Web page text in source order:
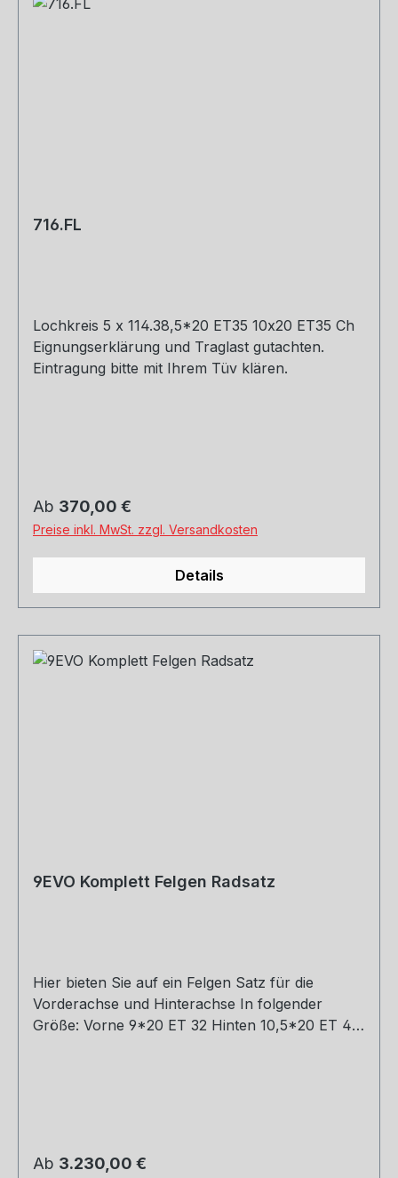
716.FL
Lochkreis 5 x 114.38,5*20 ET35 10x20 ET35 Ch
Eignungserklärung und Traglast gutachten.
Eintragung bitte mit Ihrem Tüv klären.
Regulärer Preis:
Ab 370,00 €
Preise inkl. MwSt. zzgl. Versandkosten
Details
9EVO Komplett Felgen Radsatz
Hier bieten Sie auf ein Felgen Satz für die
Vorderachse und Hinterachse In folgender
Größe: Vorne 9*20 ET 32 Hinten 10,5*20 ET 45
Reifen mit Namen Haften Hersteller uns
Regulärer Preis:
Ab 3.230,00 €